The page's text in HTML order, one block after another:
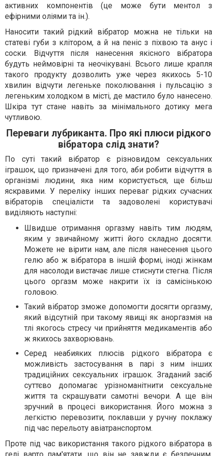
активних компонентів (це може бути ментол з
ефірними оліями та ін.).
Наносити такий рідкий вібратор можна не тільки на
статеві губи з клітором, а й на пеніс з піхвою та анус і
соски. Відчуття після нанесення якісного вібратора
будуть неймовірні та неочікувані. Всього лише крапля
такого продукту дозволить уже через якихось 5-10
хвилин відчути легеньке поколювання і пульсацію з
легеньким холодком в місті, де мастило було нанесено.
Шкіра тут стане навіть за мінімального дотику мега
чутливою.
Переваги лубриканта. Про які плюси рідкого
вібратора слід знати?
По суті такий вібратор є різновидом сексуальних
іграшок, що призначені для того, аби робити відчуття в
організмі людини, яка ним користується, ще більш
яскравими. У переліку інших переваг рідких сучасних
вібраторів спеціалісти та задоволені користувачі
виділяють наступні:
Швидше отримання оргазму навіть тим людям,
яким у звичайному житті його складно досягти.
Можете не вірити нам, але після нанесення цього
гелю або ж вібратора в іншій формі, іноді жінкам
для насолоди вистачає лише стиснути стегна. Після
цього оргазм може накрити їх із самісінькою
головою.
Такий вібратор зможе допомогти досягти оргазму,
який відсутній при такому явищі як аноргазмія на
тлі якогось стресу чи прийняття медикаментів або
ж якихось захворювань.
Серед неабияких плюсів рідкого вібратора є
можливість застосування в парі з ним інших
традиційних сексуальних іграшок. Згаданий засіб
суттєво допомагає урізноманітнити сексуальне
життя та скрашувати самотні вечори. А ще він
зручний в процесі використання. Його можна з
легкістю перевозити, поклавши у ручну поклажу
під час перельоту авіатранспортом.
Проте під час використання такого рідкого вібратора в